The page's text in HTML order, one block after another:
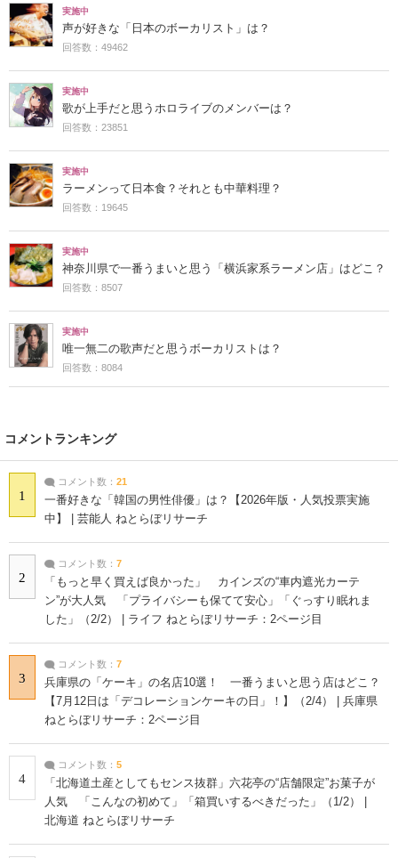
実施中
声が好きな「日本のボーカリスト」は？
回答数：49462
実施中
歌が上手だと思うホロライブのメンバーは？
回答数：23851
実施中
ラーメンって日本食？それとも中華料理？
回答数：19645
実施中
神奈川県で一番うまいと思う「横浜家系ラーメン店」はどこ？
回答数：8507
実施中
唯一無二の歌声だと思うボーカリストは？
回答数：8084
コメントランキング
1
コメント数： 21
一番好きな「韓国の男性俳優」は？【2026年版・人気投票実施
中】 | 芸能人 ねとらぼリサーチ
2
コメント数： 7
「もっと早く買えば良かった」 カインズの“車内遮光カーテ
ン”が大人気 「プライバシーも保てて安心」「ぐっすり眠れま
した」（2/2） | ライフ ねとらぼリサーチ：2ページ目
3
コメント数： 7
兵庫県の「ケーキ」の名店10選！ 一番うまいと思う店はどこ？
【7月12日は「デコレーションケーキの日」！】（2/4） | 兵庫県
ねとらぼリサーチ：2ページ目
4
コメント数： 5
「北海道土産としてもセンス抜群」六花亭の“店舗限定”お菓子が
人気 「こんなの初めて」「箱買いするべきだった」（1/2） |
北海道 ねとらぼリサーチ